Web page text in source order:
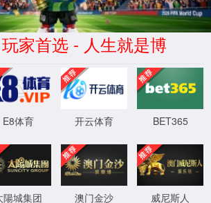
杯赛事网站(中国
website